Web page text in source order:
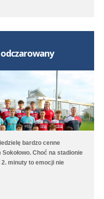
strzelił Marcel Kliszkowiak.
trzech punktów, a po
wynik ustalił
bardzo cenne
Choć na stadionie
minuty to emocji nie